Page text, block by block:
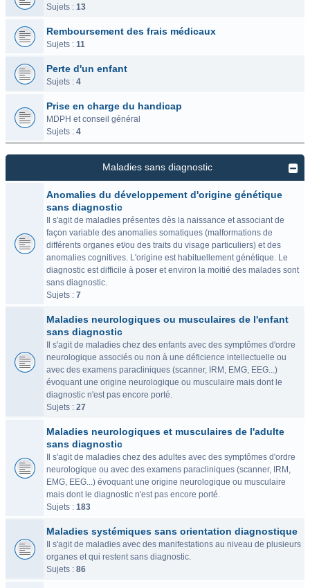
Sujets : 13
Remboursement des frais médicaux
Sujets : 11
Perte d'un enfant
Sujets : 4
Prise en charge du handicap
MDPH et conseil général
Sujets : 4
Maladies sans diagnostic
Anomalies du développement d'origine génétique
sans diagnostic
Il s'agit de maladies présentes dès la naissance et associant de
façon variable des anomalies somatiques (malformations de
différents organes et/ou des traits du visage particuliers) et des
anomalies cognitives. L'origine est habituellement génétique. Le
diagnostic est difficile à poser et environ la moitié des malades sont
sans diagnostic.
Sujets : 7
Maladies neurologiques ou musculaires de l'enfant
sans diagnostic
Il s'agit de maladies chez des enfants avec des symptômes d'ordre
neurologique associés ou non à une déficience intellectuelle ou
avec des examens paracliniques (scanner, IRM, EMG, EEG...)
évoquant une origine neurologique ou musculaire mais dont le
diagnostic n'est pas encore porté.
Sujets : 27
Maladies neurologiques et musculaires de l'adulte
sans diagnostic
Il s'agit de maladies chez des adultes avec des symptômes d'ordre
neurologique ou avec des examens paracliniques (scanner, IRM,
EMG, EEG...) évoquant une origine neurologique ou musculaire
mais dont le diagnostic n'est pas encore porté.
Sujets : 183
Maladies systémiques sans orientation diagnostique
Il s'agit de maladies avec des manifestations au niveau de plusieurs
organes et qui restent sans diagnostic.
Sujets : 86